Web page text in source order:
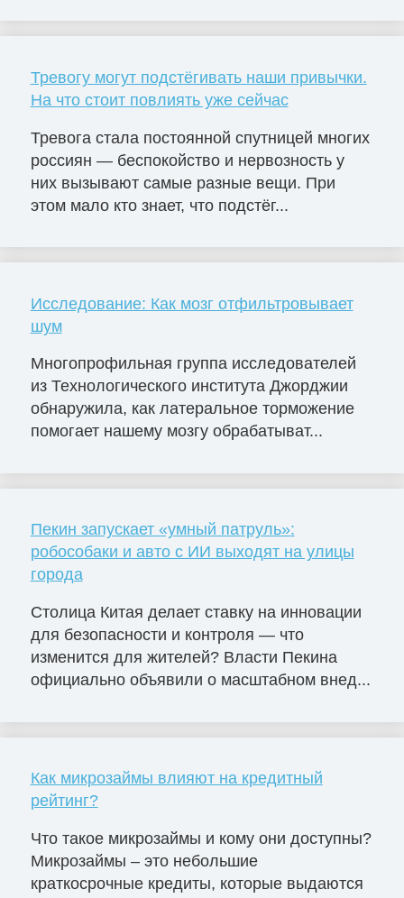
Тревогу могут подстёгивать наши привычки.
На что стоит повлиять уже сейчас
Тревога стала постоянной спутницей многих
россиян — беспокойство и нервозность у
них вызывают самые разные вещи. При
этом мало кто знает, что подстёг...
Исследование: Как мозг отфильтровывает
шум
Многопрофильная группа исследователей
из Технологического института Джорджии
обнаружила, как латеральное торможение
помогает нашему мозгу обрабатыват...
Пекин запускает «умный патруль»:
робособаки и авто с ИИ выходят на улицы
города
Столица Китая делает ставку на инновации
для безопасности и контроля — что
изменится для жителей? Власти Пекина
официально объявили о масштабном внед...
Как микрозаймы влияют на кредитный
рейтинг?
Что такое микрозаймы и кому они доступны?
Микрозаймы – это небольшие
краткосрочные кредиты, которые выдаются